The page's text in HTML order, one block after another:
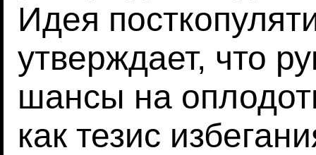
Идея
утверждает, что
шансы на
как тезис